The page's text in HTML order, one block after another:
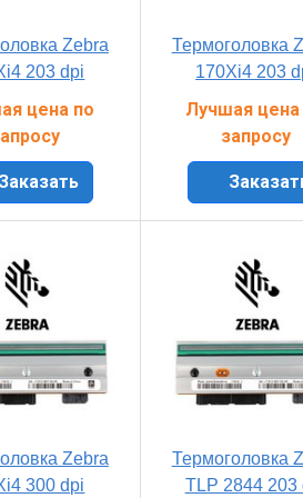
Zebra
203 dpi
цена по
Термоголовка
170Xi4 203
Лучшая цена
запросу
Zebra
300 dpi
Термоголовка
TLP 2844 203